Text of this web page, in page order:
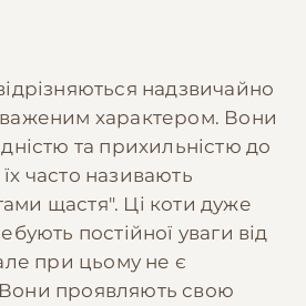
надзвичайно
характером. Вони
та прихильністю до
часто називають
щастя". Ці коти дуже
постійної уваги від
при цьому не є
проявляють свою